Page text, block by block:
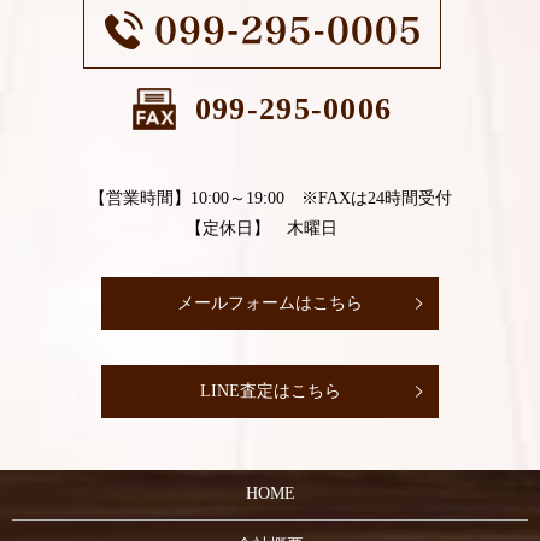
099-295-0006
【営業時間】10:00～19:00 ※FAXは24時間受付
【定休日】 木曜日
メールフォームはこちら
LINE査定はこちら
HOME